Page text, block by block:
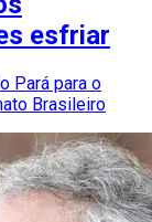
esfriar
Pará para o
Brasileiro